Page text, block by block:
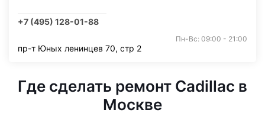
+7 (495) 128-01-88
Пн-Вс: 09:00 - 21:00
пр-т Юных ленинцев 70, стр 2
Где сделать ремонт Cadillac в
Москве